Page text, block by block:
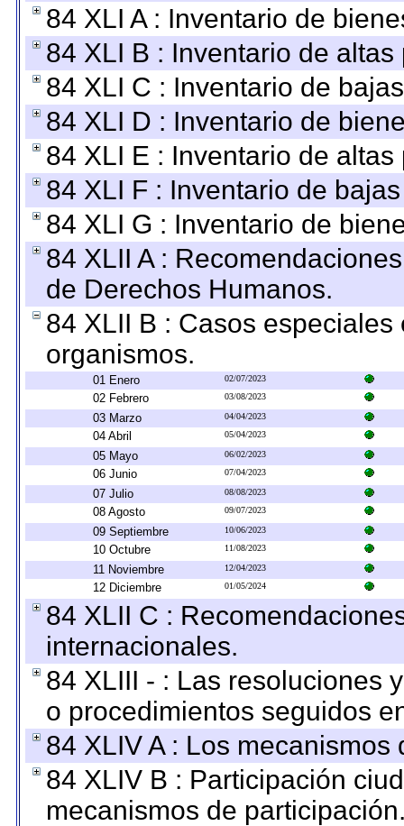
84 XLI A : Inventario de
84 XLI B : Inventario de
84 XLI C : Inventario de
84 XLI D : Inventario de
84 XLI E : Inventario de
84 XLI F : Inventario de
84 XLI G : Inventario de
84 XLII A :
de Derechos Humanos.
84 XLII B : Casos
organismos.
01 Enero 02/07/2023
02 Febrero 03/08/2023
03 Marzo 04/04/2023
04 Abril 05/04/2023
05 Mayo 06/02/2023
06 Junio 07/04/2023
07 Julio 08/08/2023
08 Agosto 09/07/2023
09 Septiembre 10/06/2023
10 Octubre 11/08/2023
11 Noviembre 12/04/2023
12 Diciembre 01/05/2024
84 XLII C :
internacionales.
84 XLIII - : Las resoluciones
o procedimientos seguidos
84 XLIV A : Los
84 XLIV B : Participación
mecanismos de